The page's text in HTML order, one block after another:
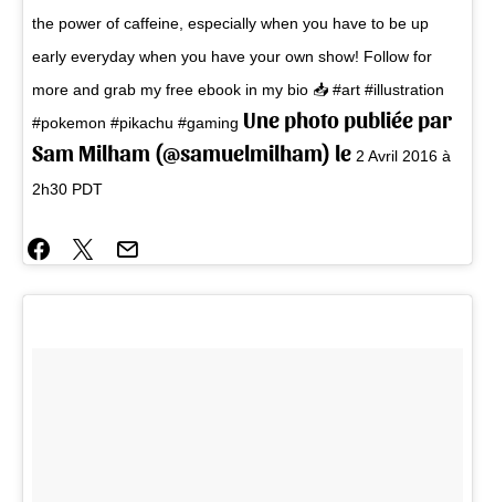
the power of caffeine, especially when you have to be up
early everyday when you have your own show! Follow for
more and grab my free ebook in my bio 📥 #art #illustration
#pokemon #pikachu #gaming Une photo publiée par
Sam Milham (@samuelmilham) le 2 Avril 2016 à
2h30 PDT